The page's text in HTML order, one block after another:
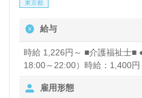
東京都
給与
時給 1,226円～ ■介護福祉士■
18:00～22:00）時給：1,400円
時給：1,300円～ ■初任者研修
18:00～22:00）時給：1,300
雇用形態